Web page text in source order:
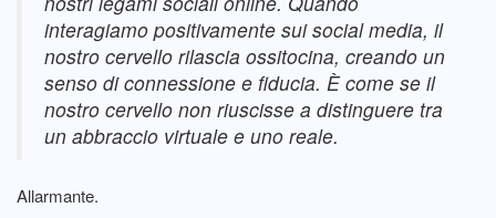
interagiamo positivamente sui social media, il
nostro cervello rilascia ossitocina, creando un
senso di connessione e fiducia. È come se il
nostro cervello non riuscisse a distinguere tra
un abbraccio virtuale e uno reale.
Allarmante.